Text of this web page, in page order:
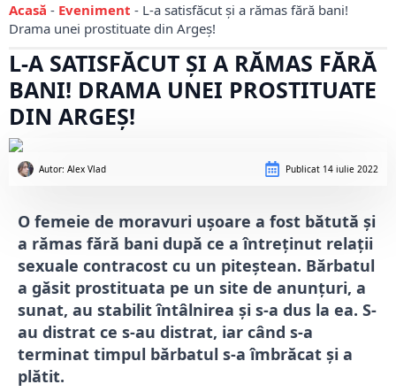
Acasă - Eveniment - L-a satisfăcut și a rămas fără bani!
Drama unei prostituate din Argeș!
L-A SATISFĂCUT ȘI A RĂMAS FĂRĂ
BANI! DRAMA UNEI PROSTITUATE
DIN ARGEȘ!
Autor: Alex Vlad Publicat 14 iulie 2022
O femeie de moravuri ușoare a fost bătută și
a rămas fără bani după ce a întreținut relații
sexuale contracost cu un piteștean. Bărbatul
a găsit prostituata pe un site de anunțuri, a
sunat, au stabilit întâlnirea și s-a dus la ea. S-
au distrat ce s-au distrat, iar când s-a
terminat timpul bărbatul s-a îmbrăcat și a
plătit.